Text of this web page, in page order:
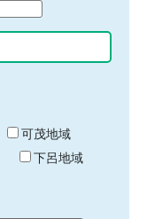
可茂地域
下呂地域